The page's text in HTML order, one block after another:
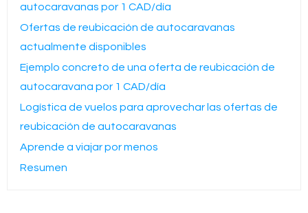
autocaravanas por 1 CAD/día
Ofertas de reubicación de autocaravanas
actualmente disponibles
Ejemplo concreto de una oferta de reubicación de
autocaravana por 1 CAD/día
Logística de vuelos para aprovechar las ofertas de
reubicación de autocaravanas
Aprende a viajar por menos
Resumen